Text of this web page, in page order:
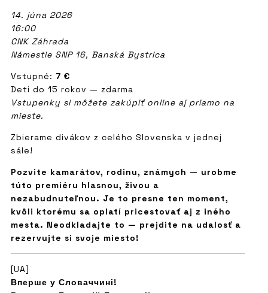
14. júna 2026
16:00
CNK Záhrada
Námestie SNP 16, Banská Bystrica
Vstupné: 7 €
Deti do 15 rokov — zdarma
Vstupenky si môžete zakúpiť online aj priamo na
mieste.
Zbierame divákov z celého Slovenska v jednej
sále!
Pozvite kamarátov, rodinu, známych — urobme
túto premiéru hlasnou, živou a
nezabudnuteľnou. Je to presne ten moment,
kvôli ktorému sa oplatí pricestovať aj z iného
mesta. Neodkladajte to — prejdite na udalosť a
rezervujte si svoje miesto!
[UA]
Вперше у Словаччині!